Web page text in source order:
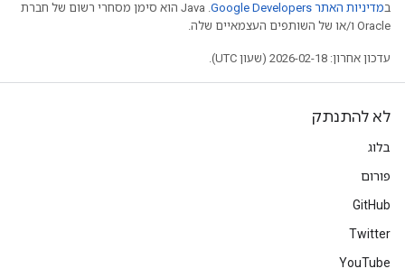
במדיניות האתר Google Developers‏
.‏ Java הוא סימן מסחרי רשום של חברת
Oracle ו/או של השותפים העצמאיים שלה.
עדכון אחרון: 2026-02-18 (שעון UTC).
לא להתנתק
בלוג
פורום
GitHub
Twitter
YouTube